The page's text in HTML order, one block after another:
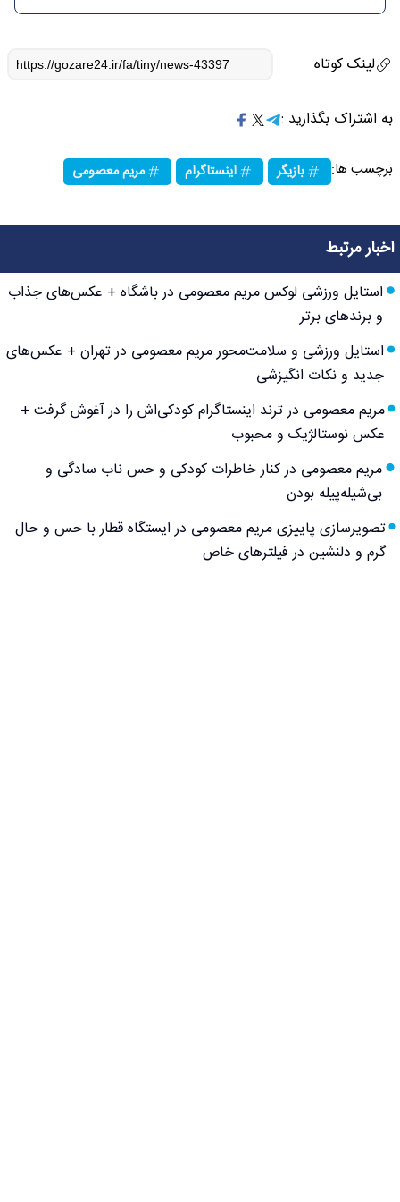
لینک کوتاه
به اشتراک بگذارید :
برچسب ها: بازیگر اینستاگرام مریم معصومی
اخبار مرتبط
استایل ورزشی لوکس مریم معصومی در باشگاه + عکس‌های جذاب
و برندهای برتر
استایل ورزشی و سلامت‌محور مریم معصومی در تهران + عکس‌های
جدید و نکات انگیزشی
مریم معصومی در ترند اینستاگرام کودکی‌اش را در آغوش گرفت +
عکس نوستالژیک و محبوب
مریم معصومی در کنار خاطرات کودکی و حس ناب سادگی و
بی‌شیله‌پیله بودن
تصویرسازی پاییزی مریم معصومی در ایستگاه قطار با حس و حال
گرم و دلنشین در فیلترهای خاص